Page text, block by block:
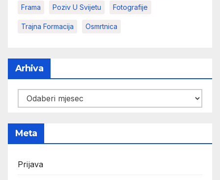
Frama Poziv U Svijetu Fotografije
Trajna Formacija Osmrtnica
Arhiva
Arhiva
Meta
Prijava